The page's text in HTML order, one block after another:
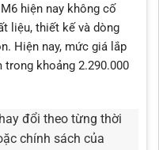
hiện nay không cố
liệu, thiết kế và dòng
Hiện nay, mức giá lắp
khoảng 2.290.000
đổi theo từng thời
chính sách của